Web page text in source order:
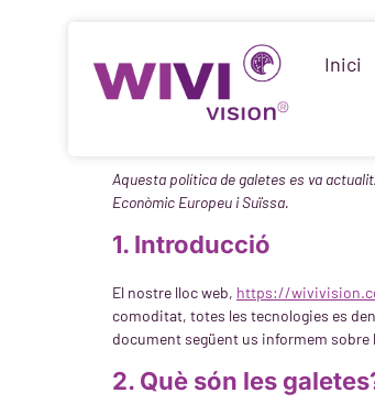
Inici
Aquesta política de galetes es va
Econòmic Europeu i Suïssa.
1. Introducció
El nostre lloc web, https://
comoditat, totes les tecnologies es
document següent us informem sobre
2. Què són les